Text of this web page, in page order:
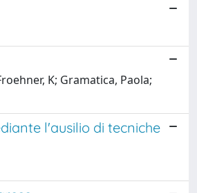
K; Gramatica, Paola;
l'ausilio di tecniche